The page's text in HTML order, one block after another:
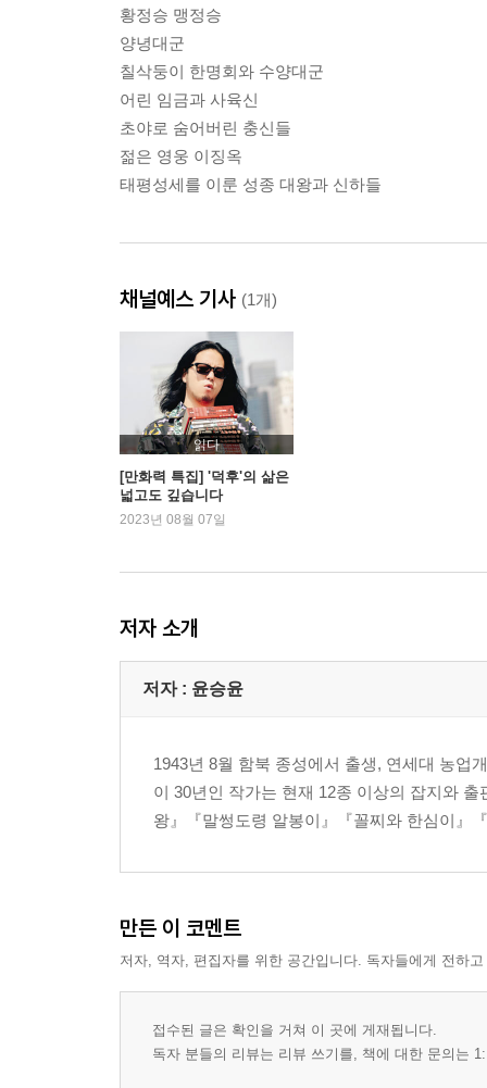
황정승 맹정승
양녕대군
칠삭둥이 한명회와 수양대군
어린 임금과 사육신
초야로 숨어버린 충신들
젊은 영웅 이징옥
태평성세를 이룬 성종 대왕과 신하들
채널예스 기사 (1개)
읽다
[만화력 특집] '덕후'의 삶은
넓고도 깊습니다
2023년 08월 07일
저자 소개
저자 : 윤승윤
1943년 8월 함북 종성에서 출생, 연세대 농업
이 30년인 작가는 현재 12종 이상의 잡지와
왕』『말썽도령 알봉이』『꼴찌와 한심이』
만든 이 코멘트
저자, 역자, 편집자를 위한 공간입니다. 독자들에게 전하
접수된 글은 확인을 거쳐 이 곳에 게재됩니다.
독자 분들의 리뷰는 리뷰 쓰기를, 책에 대한 문의는